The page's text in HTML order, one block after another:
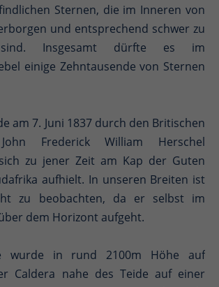
Sternen, die im Inneren von
und entsprechend schwer zu
sind. Insgesamt dürfte es im
einige Zehntausende von Sternen
am 7. Juni 1837 durch den Britischen
Frederick William Herschel
zu jener Zeit am Kap der Guten
aufhielt. In unseren Breiten ist
zu beobachten, da er selbst im
dem Horizont aufgeht.
wurde in rund 2100m Höhe auf
Caldera nahe des Teide auf einer